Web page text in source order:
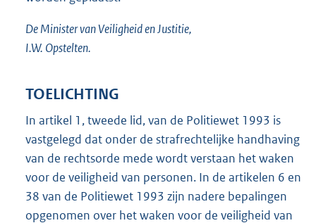
De Minister van Veiligheid en Justitie,
I.W. Opstelten.
TOELICHTING
In artikel 1, tweede lid, van de Politiewet 1993 is
vastgelegd dat onder de strafrechtelijke handhaving
van de rechtsorde mede wordt verstaan het waken
voor de veiligheid van personen. In de artikelen 6 en
38 van de Politiewet 1993 zijn nadere bepalingen
opgenomen over het waken voor de veiligheid van